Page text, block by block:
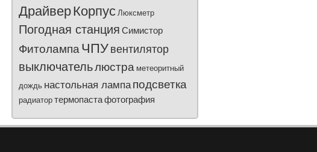
ДрайверКорпусЛюксметр
Погодная станцияСимистор
ФитолампаЧПУвентилятор
выключательлюстра метеоритный
дождь настольная лампаподсветка
радиатортермопастафотография